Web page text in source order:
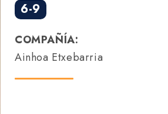
6-9
COMPAÑÍA:
Ainhoa Etxebarria